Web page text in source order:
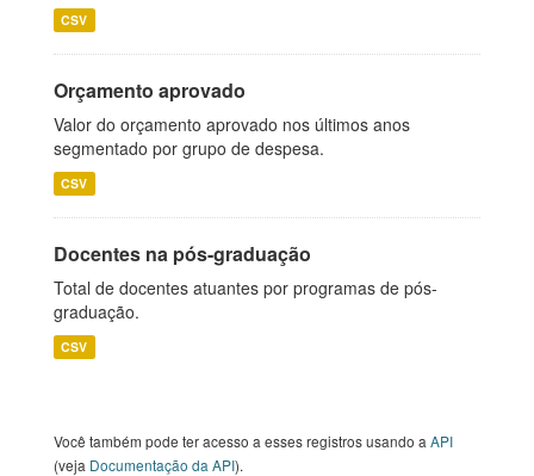
CSV
Orçamento aprovado
Valor do orçamento aprovado nos últimos anos
segmentado por grupo de despesa.
CSV
Docentes na pós-graduação
Total de docentes atuantes por programas de pós-
graduação.
CSV
Você também pode ter acesso a esses registros usando a API
(veja Documentação da API).